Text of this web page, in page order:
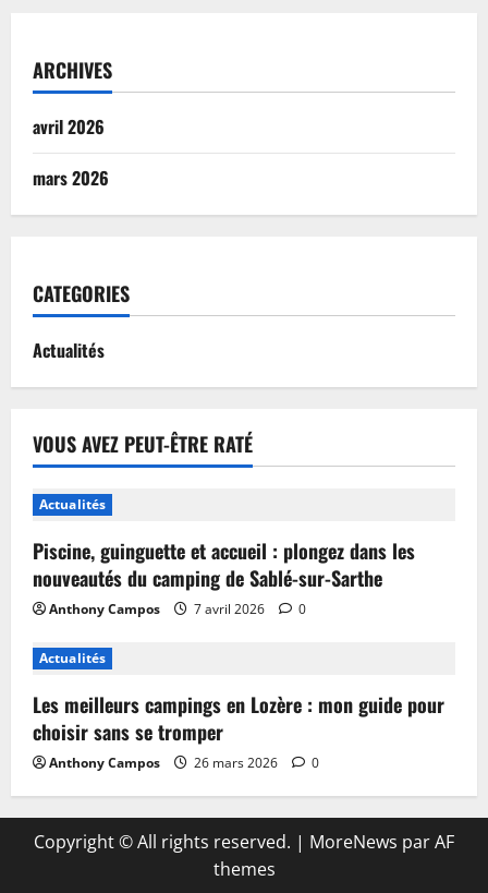
ARCHIVES
avril 2026
mars 2026
CATEGORIES
Actualités
VOUS AVEZ PEUT-ÊTRE RATÉ
Actualités
Piscine, guinguette et accueil : plongez dans les
nouveautés du camping de Sablé-sur-Sarthe
Anthony Campos 7 avril 2026 0
Actualités
Les meilleurs campings en Lozère : mon guide pour
choisir sans se tromper
Anthony Campos 26 mars 2026 0
Copyright © All rights reserved. | MoreNews par AF
themes